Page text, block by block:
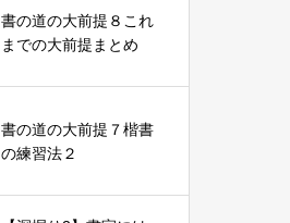
書の道の大前提８これ
までの大前提まとめ
書の道の大前提７楷書
の練習法２